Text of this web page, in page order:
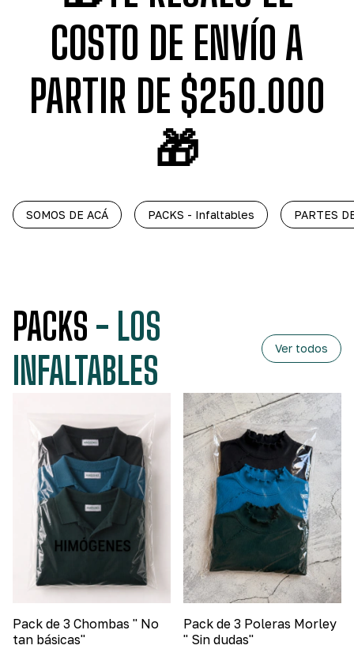
COSTO DE ENVÍO A
PARTIR DE $250.000
🎁
SOMOS DE ACÁ PACKS - Infaltables PARTES
PACKS - LOS
INFALTABLES
Ver todos
Pack de 3 Chombas " No
tan básicas"
Pack de 3 Poleras Morley
" Sin dudas"